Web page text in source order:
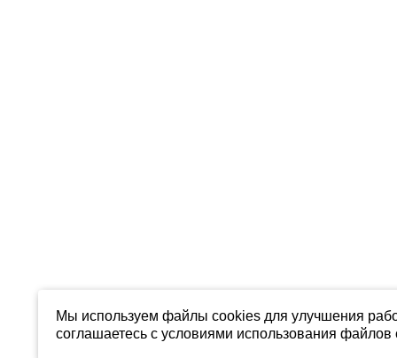
Мы используем файлы cookies для улучшения
соглашаетесь с условиями использования файлов